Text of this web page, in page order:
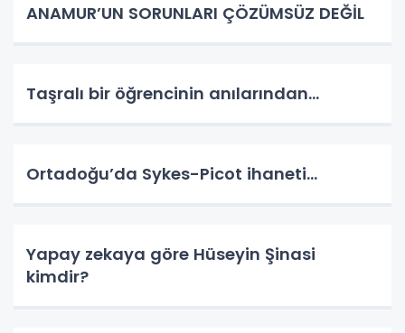
ANAMUR’UN SORUNLARI ÇÖZÜMSÜZ DEĞİL
Taşralı bir öğrencinin anılarından…
Ortadoğu’da Sykes-Picot ihaneti…
Yapay zekaya göre Hüseyin Şinasi
kimdir?